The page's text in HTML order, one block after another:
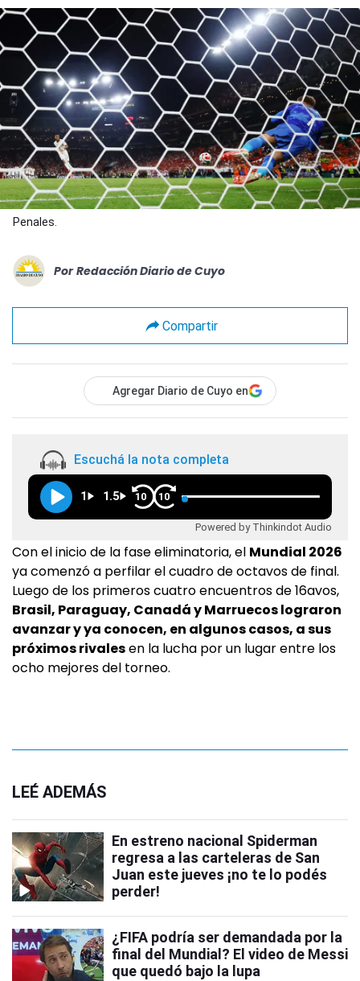
Penales.
Por Redacción Diario de Cuyo
Compartir
Agregar Diario de Cuyo en
Escuchá la nota completa
1 1.5 10 10
Powered by Thinkindot Audio
Con el inicio de la fase eliminatoria, el Mundial 2026
ya comenzó a perfilar el cuadro de octavos de final.
Luego de los primeros cuatro encuentros de 16avos,
Brasil, Paraguay, Canadá y Marruecos lograron
avanzar y ya conocen, en algunos casos, a sus
próximos rivalesen la lucha por un lugar entre los
ocho mejores del torneo.
LEÉ ADEMÁS
En estreno nacional Spiderman
regresa a las carteleras de San
Juan este jueves ¡no te lo podés
perder!
¿FIFA podría ser demandada por la
final del Mundial? El video de Messi
que quedó bajo la lupa